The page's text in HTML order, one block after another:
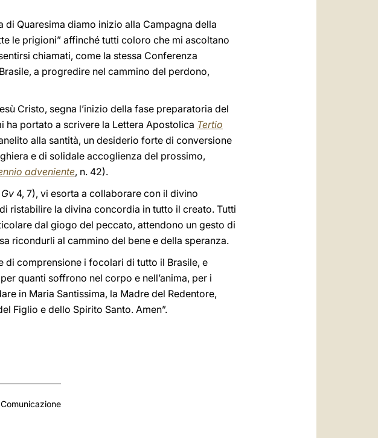
Quaresima diamo inizio alla Campagna della
le prigioni” affinché tutti coloro che mi ascoltano
chiamati, come la stessa Conferenza
a progredire nel cammino del perdono,
Cristo, segna l’inizio della fase preparatoria del
ha portato a scrivere la Lettera Apostolica Tertio
alla santità, un desiderio forte di conversione
e di solidale accoglienza del prossimo,
adveniente, n. 42).
Gv 4, 7), vi esorta a collaborare con il divino
ristabilire la divina concordia in tutto il creato. Tutti
dal giogo del peccato, attendono un gesto di
ricondurli al cammino del bene e della speranza.
di comprensione i focolari di tutto il Brasile, e
quanti soffrono nel corpo e nell’anima, per i
in Maria Santissima, la Madre del Redentore,
Figlio e dello Spirito Santo. Amen”.